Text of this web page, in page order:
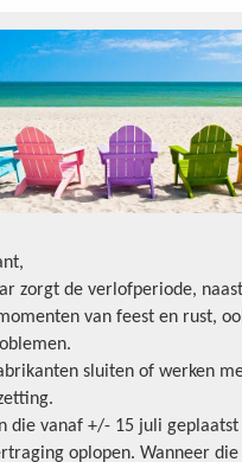
zorgt de verlofperiode,
van feest en rust,
sluiten of werken
die vanaf +/- 15 juli
oplopen. Wanneer